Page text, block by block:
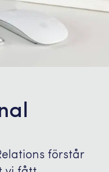
förstår